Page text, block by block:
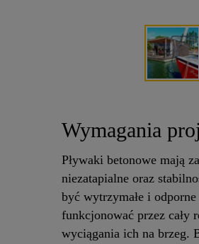
Wymagania
Pływaki betonowe mają
niezatapialne oraz
być wytrzymałe i
funkcjonować przez cały
wyciągania ich na brzeg.